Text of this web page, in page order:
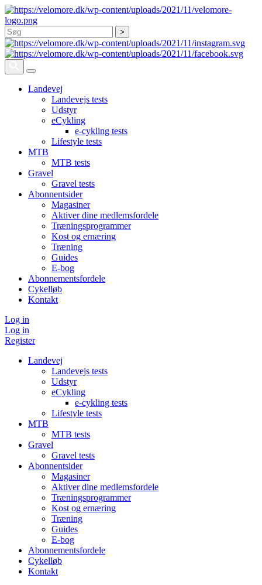
Søg
Landevej
Landevejs tests
Udstyr
eCykling
e-cykling tests
Lifestyle tests
MTB
MTB tests
Gravel
Gravel tests
Abonnentsider
Magasiner
Aktiver dine medlemsfordele
Træningsprogrammer
Kost og ernæring
Træning
Guides
E-bog
Abonnementsfordele
Cykelløb
Kontakt
Log in
Log in
Register
Landevej
Landevejs tests
Udstyr
eCykling
e-cykling tests
Lifestyle tests
MTB
MTB tests
Gravel
Gravel tests
Abonnentsider
Magasiner
Aktiver dine medlemsfordele
Træningsprogrammer
Kost og ernæring
Træning
Guides
E-bog
Abonnementsfordele
Cykelløb
Kontakt